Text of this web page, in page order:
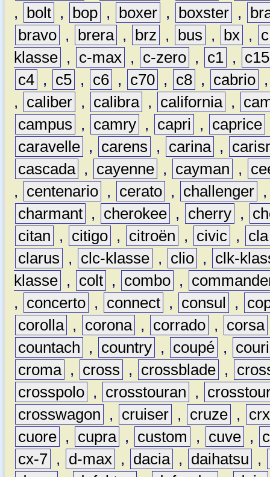
,
bolt , bop , boxer , boxster ,
bravo , brera , brz , bus , bx ,
c
klasse , c-max , c-zero , c1 ,
c15
c4 , c5 , c6 , c70 , c8 , cabrio
,
caliber , calibra , california ,
campus
, camry , capri , caprice
caravelle , carens , carina ,
cascada , cayenne , cayman ,
,
centenario , cerato , challenger
charmant , cherokee , cherry ,
citan
, citigo , citroën , civic ,
cla
clarus
, clc-klasse , clio ,
clk-
klasse , colt , combo ,
,
concerto , connect , consul ,
corolla , corona , corrado , corsa
countach
, country , coupé ,
croma , cross , crossblade ,
crosspolo , crosstouran ,
crosswagon
, cruiser , cruze ,
crx
cuore , cupra , custom , cuve ,
cx-7 , d-max , dacia , daihatsu
,